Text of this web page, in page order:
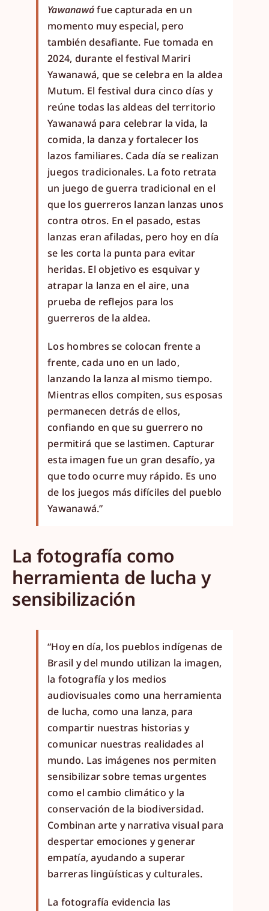
Yawanawáfue capturada en un
momento muy especial, pero
también desafiante. Fue tomada en
2024, durante el festival Mariri
Yawanawá, que se celebra en la aldea
Mutum. El festival dura cinco días y
reúne todas las aldeas del territorio
Yawanawá para celebrar la vida, la
comida, la danza y fortalecer los
lazos familiares. Cada día se realizan
juegos tradicionales. La foto retrata
un juego de guerra tradicional en el
que los guerreros lanzan lanzas unos
contra otros. En el pasado, estas
lanzas eran afiladas, pero hoy en día
se les corta la punta para evitar
heridas. El objetivo es esquivar y
atrapar la lanza en el aire, una
prueba de reflejos para los
guerreros de la aldea.
Los hombres se colocan frente a
frente, cada uno en un lado,
lanzando la lanza al mismo tiempo.
Mientras ellos compiten, sus esposas
permanecen detrás de ellos,
confiando en que su guerrero no
permitirá que se lastimen. Capturar
esta imagen fue un gran desafío, ya
que todo ocurre muy rápido. Es uno
de los juegos más difíciles del pueblo
Yawanawá.”
La fotografía como
herramienta de lucha y
sensibilización
“Hoy en día, los pueblos indígenas de
Brasil y del mundo utilizan la imagen,
la fotografía y los medios
audiovisuales como una herramienta
de lucha, como una lanza, para
compartir nuestras historias y
comunicar nuestras realidades al
mundo. Las imágenes nos permiten
sensibilizar sobre temas urgentes
como el cambio climático y la
conservación de la biodiversidad.
Combinan arte y narrativa visual para
despertar emociones y generar
empatía, ayudando a superar
barreras lingüísticas y culturales.
La fotografía evidencia las